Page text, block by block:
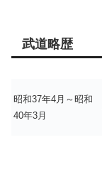
武道略歴
昭和37年4月～昭和
40年3月